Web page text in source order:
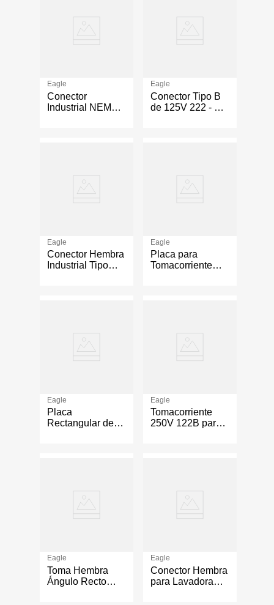
Eagle
Conector
Industrial NEMA
Eagle
Conector Tipo B
de 125V 222 - 15
Eagle
Conector Hembra
Industrial Tipo
Eagle
Placa para
Tomacorriente
Eagle
Placa
Rectangular de
Eagle
Tomacorriente
250V 122B para
Eagle
Toma Hembra
Ángulo Recto
Eagle
Conector Hembra
para Lavadora